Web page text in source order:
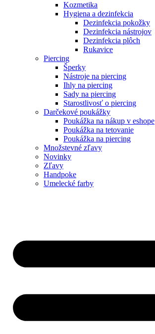
Kozmetika
Hygiena a dezinfekcia
Dezinfekcia pokožky
Dezinfekcia nástrojov
Dezinfekcia plôch
Rukavice
Piercing
Šperky
Nástroje na piercing
Ihly na piercing
Sady na piercing
Starostlivosť o piercing
Darčekové poukážky
Poukážka na nákup v eshope
Poukážka na tetovanie
Poukážka na piercing
Množstevné zľavy
Novinky
Zľavy
Handpoke
Umelecké farby